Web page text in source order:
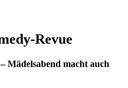
Revue
Mädelsabend macht auch